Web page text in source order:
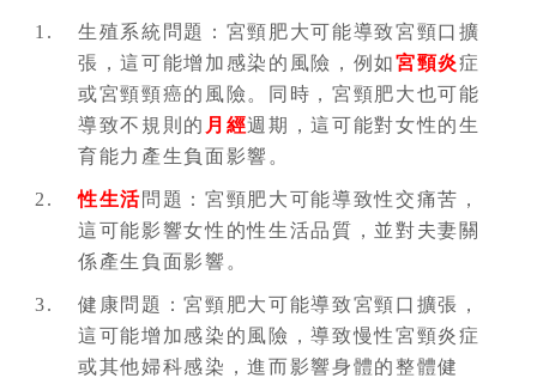
生殖系統問題：宮頸肥大可能導致宮頸口擴
張，這可能增加感染的風險，例如宮頸炎症
或宮頸頸癌的風險。同時，宮頸肥大也可能
導致不規則的 月經週期，這可能對女性的生
育能力產生負面影響。
性生活問題：宮頸肥大可能導致性交痛苦，
這可能影響女性的性生活品質，並對夫妻關
係產生負面影響。
健康問題：宮頸肥大可能導致宮頸口擴張，
這可能增加感染的風險，導致慢性宮頸炎症
或其他婦科感染，進而影響身體的整體健